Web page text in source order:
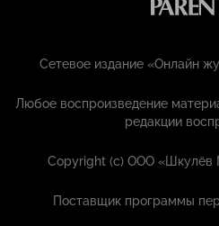
Сетевое издание «Онлайн
Любое воспроизведение
редакции
Copyright (с) ООО «Шкулёв
Поставщик программы